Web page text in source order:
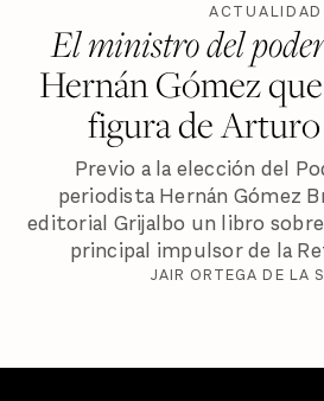
ACTUALIDAD
El ministro del
Hernán Gómez
figura de
Previo a la elección del
periodista Hernán Gómez
editorial Grijalbo un libro
principal impulsor de la
JAIR ORTEGA DE LA